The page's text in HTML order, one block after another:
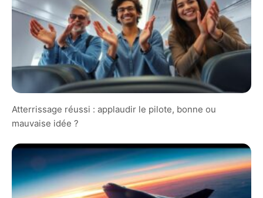
Atterrissage réussi : applaudir le pilote, bonne ou
mauvaise idée ?